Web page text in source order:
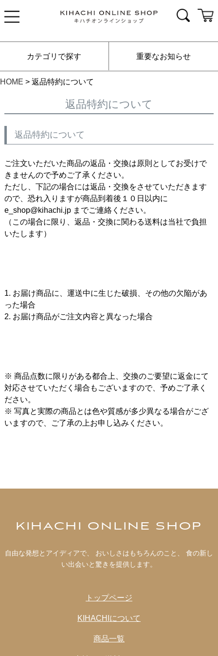
カテゴリで探す 重要なお知らせ
HOME 返品特約について
返品特約について
返品特約について
ご注文いただいた商品の返品・交換は原則としてお受けで
きませんので予めご了承ください。
ただし、下記の場合には返品・交換をさせていただきます
ので、恐れ入りますが商品到着後１０日以内に
e_shop@kihachi.jp までご連絡ください。
（この場合に限り、返品・交換に関わる送料は当社で負担
いたします）
1. お届け商品に、運送中に生じた破損、その他の欠陥があ
った場合
2. お届け商品がご注文内容と異なった場合
※ 商品点数に限りがある都合上、交換のご要望に返金にて
対応させていただく場合もございますので、予めご了承く
ださい。
※ 写真と実際の商品とは色や質感が多少異なる場合がござ
いますので、ご了承の上お申し込みください。
KIHACHI ONLINE SHOP
自由な発想とアイディアで、 おいしさはもちろんのこと、 食の新し
い出会いと驚きを提供します。
トップページ
KIHACHIについて
商品一覧